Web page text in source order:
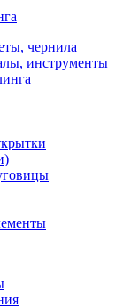
чернила
инструменты